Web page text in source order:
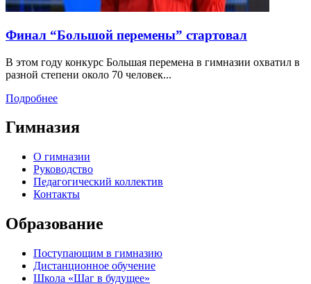
Финал “Большой перемены” стартовал
В этом году конкурс Большая перемена в гимназии охватил в
разной степени около 70 человек...
Подробнее
Гимназия
О гимназии
Руководство
Педагогический коллектив
Контакты
Образование
Поступающим в гимназию
Дистанционное обучение
Школа «Шаг в будущее»